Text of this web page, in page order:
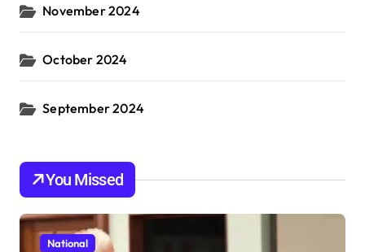
November 2024
October 2024
September 2024
You Missed
National